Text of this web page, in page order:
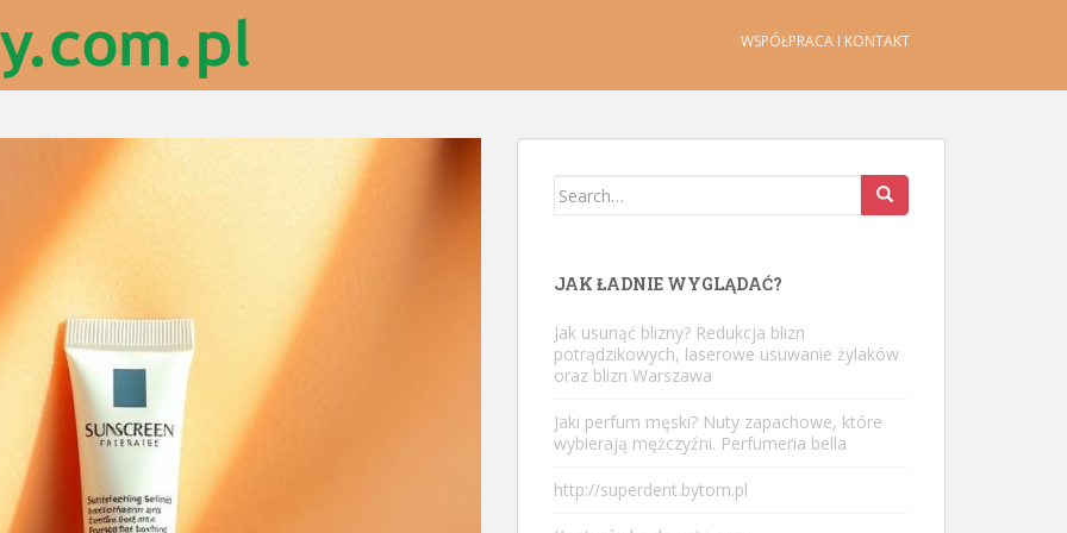
WSPÓŁPRACA I KONTAKT
Search
JAK ŁADNIE WYGLĄDAĆ?
Jak usunąć blizny? Redukcja blizn
potrądzikowych, laserowe usuwanie żylaków
oraz blizn Warszawa
Jaki perfum męski? Nuty zapachowe, które
wybierają mężczyźni. Perfumeria bella
http://superdent.bytom.pl